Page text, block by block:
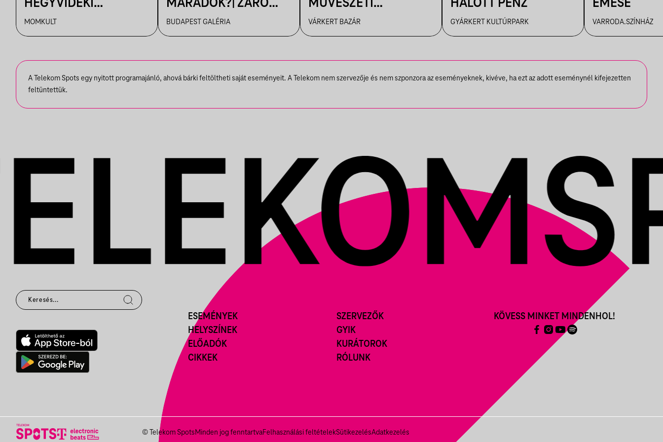
HEGYVIDÉKI
NEMZETKÖZI
MŰVÉSZTELEP
MOMKULT
MARADOK?| ZÁRÓ
TÁRLATVEZETÉS
BUDAPEST GALÉRIA
MŰVÉSZETI
FILMVETÍTÉS
VÁRKERT BAZÁR
HALOTT PÉNZ
GYÁRKERT KULTÚRPARK
EMESE
VARRODA.SZÍNHÁZ
A Telekom Spots egy nyitott programajánló, ahová bárki feltöltheti saját eseményeit. A Telekom nem szervezője és nem szponzora az eseményeknek, kivéve, ha ezt az adott eseménynél kifejezetten
feltüntettük.
ESEMÉNYEK
HELYSZÍNEK
ELŐADÓK
CIKKEK
SZERVEZŐK
GYIK
KURÁTOROK
RÓLUNK
KÖVESS MINKET MINDENHOL!
© Telekom SpotsMinden jog fenntartvaFelhasználási feltételekSütikezelésAdatkezelés